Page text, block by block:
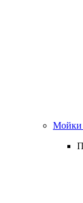
Мойки